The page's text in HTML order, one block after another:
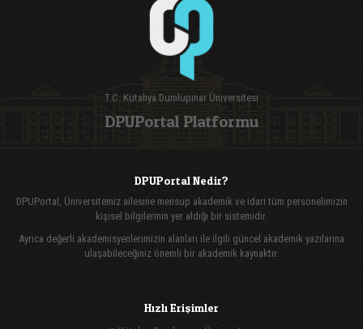
T.C. Kütahya Dumlupınar Üniversitesi
DPUPortal Platformu
DPUPortal Nedir?
DPUPortal, Üniversitemiz ailesine mensup akademik ve idari tüm personelimizin
kişisel bilgilerinin yer aldığı bir sistemidir.
Ayrıca değerli akademisyenlerimizin alanları ile ilgili güncel akademik yazılarına
ulaşabileceğiniz önemli bir akademik kaynaktır.
Hızlı Erişimler